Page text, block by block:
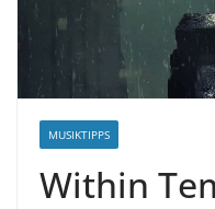
MUSIKTIPPS
Within